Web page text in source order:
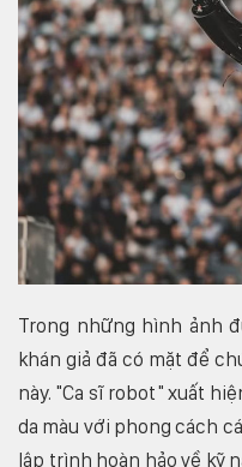
Trong những hình ảnh
khán giả đã có mặt để
này. "Ca sĩ robot" xuất
da màu với phong cách
lập trình hoàn hảo về kỹ